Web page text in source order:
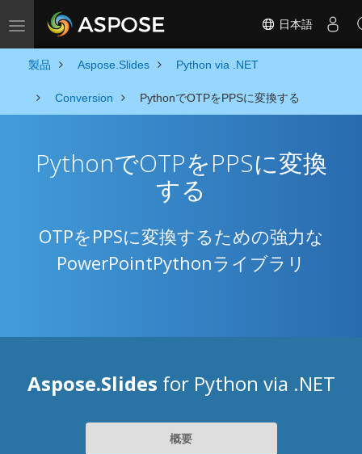
Toggle navigation 日本語
製品 Aspose.Slides Python via .NET
Conversion PythonでOTPをPPSに変換する
PythonでOTPをPPSに変換
する
OTPをPPSに変換するための強力な
PowerPointPythonライブラリ
Aspose.Slides for Python via .NET
概要